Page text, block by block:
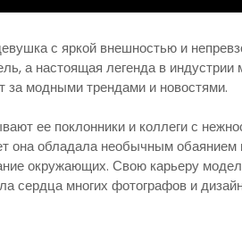
с яркой внешностью и
а настоящая легенда в
за модными трендами и новостями.
ее поклонники и коллеги с
она обладала необычным обаянием
окружающих. Свою карьеру
сердца многих фотографов и